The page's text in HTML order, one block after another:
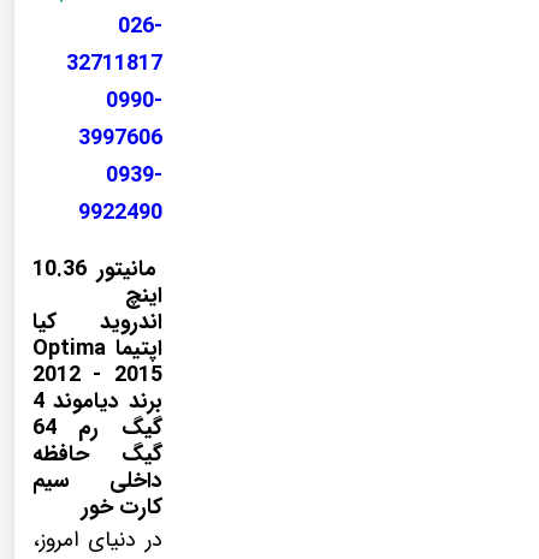
026-
32711817
0990-
3997606
0939-
9922490
مانیتور 10.36
اینچ
اندروید کیا
اپتیما Optima
2012 - 2015
برند دیاموند 4
گیگ رم 64
گیگ حافظه
داخلی سیم
کارت خور
در دنیای امروز،